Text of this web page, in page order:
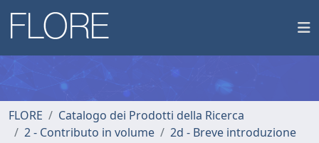
FLORE
Catalogo dei Prodotti della Ricerca
2 - Contributo in volume
2d - Breve introduzione